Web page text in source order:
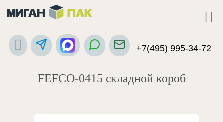
+7(495) 995-34-72
FEFCO-0415 складной короб